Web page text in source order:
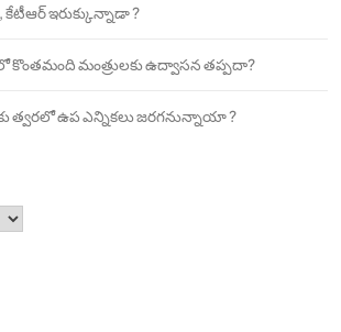
ఇరుక్కున్నాడా ?
కొంతమంది మంత్రులకు ఉద్వాసన తప్పదా?
త్వరలో ఉప ఎన్నికలు జరగనున్నాయా ?